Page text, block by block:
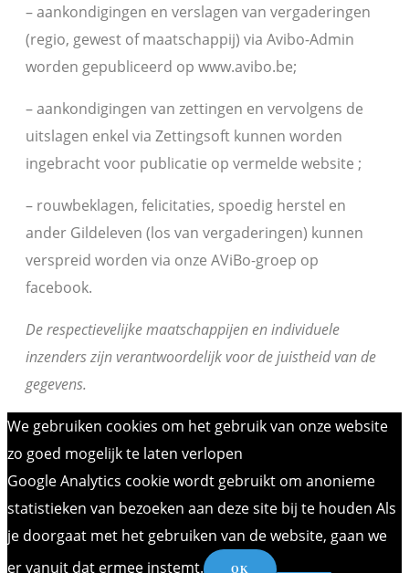
– aankondigingen en verslagen van vergaderingen
(regio, gewest of maatschappij) via Avibo-Admin
worden gepubliceerd op www.avibo.be;
– aankondigingen van zettingen en vervolgens de
uitslagen enkel via Zettingsoft kunnen worden
ingebracht voor publicatie op vermelde website ;
– rouwbeklagen, felicitaties, spoedig herstel en
ander Gildeleven (los van vergaderingen) kunnen
verspreid worden via onze AViBo-groep op
facebook.
De respectievelijke maatschappijen en individuele
inzenders zijn verantwoordelijk voor de juistheid van de
gegevens.
We gebruiken cookies om het gebruik van onze website
zo goed mogelijk te laten verlopen
Google Analytics cookie wordt gebruikt om anonieme
statistieken van bezoeken aan deze site bij te houden Als
je doorgaat met het gebruiken van de website, gaan we
er vanuit dat ermee instemt.
OK